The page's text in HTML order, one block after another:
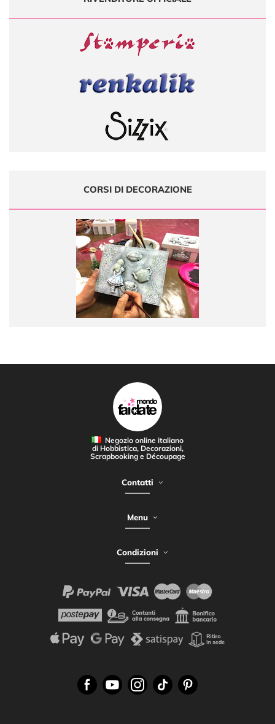
CORSI DI DECORAZIONE
Negozio online italiano
di Hobbistica, Decorazioni,
Scrapbooking e Découpage
Contatti
Menu
Condizioni